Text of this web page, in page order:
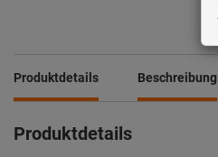
Produktdetails Beschreibung
Produktdetails